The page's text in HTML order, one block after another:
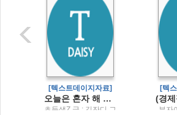
[텍스트데이지자료]
오늘은 혼자 해 볼래!스스로 해 보는 어린이 첫 습관책
초등샘Z 글 ; 김잔디 그
[텍
부자